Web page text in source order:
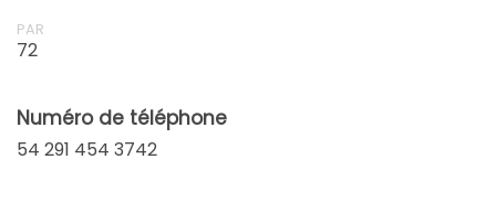
PAR
72
Numéro de téléphone
54 291 454 3742